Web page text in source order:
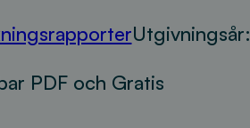
Utgivningsår:
PDF och Gratis